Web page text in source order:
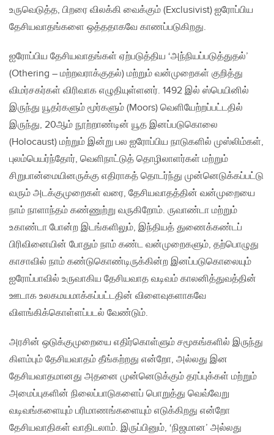
உருவெடுத்த, பிறரை விலக்கி வைக்கும் (Exclusivist) ஐரோப்பிய
தேசியவாதங்களை ஒத்ததாகவே காணப்படுகிறது.
ஐரோப்பிய தேசியவாதங்கள் ஏற்படுத்திய ‘அந்நியப்படுத்துதல்’
(Othering – மற்றவராக்குதல்) மற்றும் வன்முறைகள் குறித்து
விமர்சகர்கள் விரிவாக எழுதியுள்ளனர். 1492 இல் ஸ்பெயினில்
இருந்து யூதர்களும் மூர்களும் (Moors) வெளியேற்றப்பட்டதில்
இருந்து, 20ஆம் நூற்றாண்டின் யூத இனப்படுகொலை
(Holocaust) மற்றும் இன்று பல ஐரோப்பிய நாடுகளில் முஸ்லிம்கள்,
புலம்பெயர்ந்தோர், வெளிநாட்டுத் தொழிலாளர்கள் மற்றும்
சிறுபான்மையினருக்கு எதிராகத் தொடர்ந்து முன்னெடுக்கப்பட்டு
வரும் அடக்குமுறைகள் வரை, தேசியவாதத்தின் வன்முறையை
நாம் நாளாந்தம் கண்ணுற்று வருகிறோம். ருவாண்டா மற்றும்
உகாண்டா போன்ற இடங்களிலும், இந்தியத் துணைக்கண்டப்
பிரிவினையின் போதும் நாம் கண்ட வன்முறைகளும், தற்பொழுது
காசாவில் நாம் கண்டுகொண்டிருக்கின்ற‌ இனப்படுகொலையும்
ஐரோப்பாவில் உருவாகிய தேசியவாத வடிவம் காலனித்துவத்தின்
ஊடாக‌ உலகமயமாக்கப்பட்டதின் விளைவுகளாகவே
விளங்கிக்கொள்ளப்படல் வேண்டும்.
அரசின் ஒடுக்குமுறையை எதிர்கொள்ளும் சமூகங்களில் இருந்து
கிளம்பும் தேசியவாதம் தீங்கற்றது என்றோ, அல்லது இன
தேசியவாதமானது அதனை முன்னெடுக்கும் தரப்புக்கள் மற்றும்
அமைப்புகளின் நிலைப்பாடுகளைப் பொறுத்து வெவ்வேறு
வடிவங்களையும் பரிமாணங்களையும் எடுக்கிறது என்றோ
தேசியவாதிகள் வாதிடலாம். இருப்பினும், ‘நிஜமான’ அல்லது